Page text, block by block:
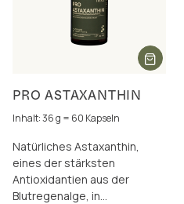
PRO ASTAXANTHIN
Inhalt: 36 g = 60 Kapseln
Natürliches Astaxanthin,
eines der stärksten
Antioxidantien aus der
Blutregenalge, in